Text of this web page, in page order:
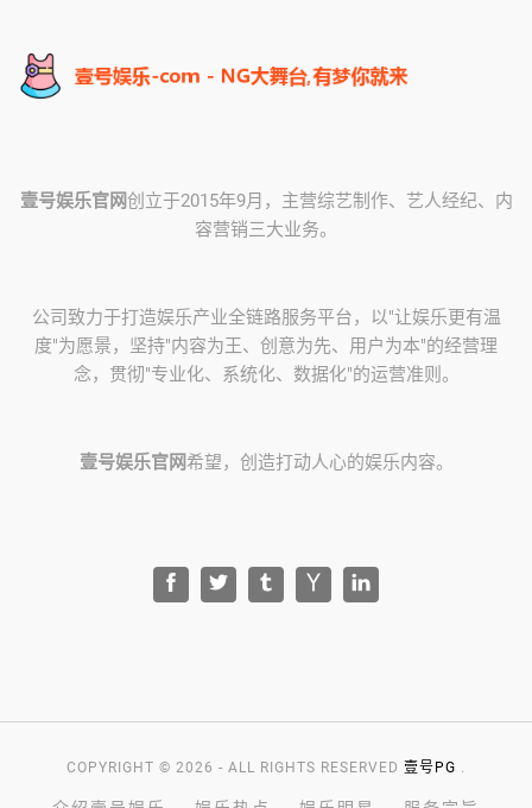
壹号娱乐官网创立于2015年9月，主营综艺制作、艺人经纪、内
容营销三大业务。
公司致力于打造娱乐产业全链路服务平台，以"让娱乐更有温
度"为愿景，坚持"内容为王、创意为先、用户为本"的经营理
念，贯彻"专业化、系统化、数据化"的运营准则。
壹号娱乐官网希望，创造打动人心的娱乐内容。
COPYRIGHT © 2026 - ALL RIGHTS RESERVED 壹号PG .